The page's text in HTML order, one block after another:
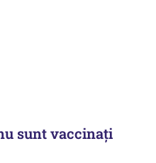
sunt vaccinați